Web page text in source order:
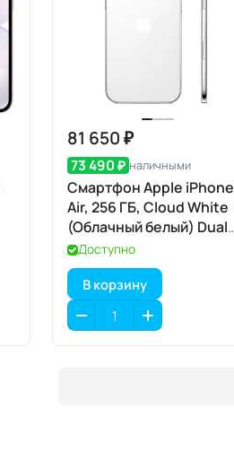
81 650 ₽
73 490 ₽ наличными
Смартфон Apple iPhone
Air, 256 ГБ, Cloud White
(Облачный белый) Dual
eSIM
Доступно
В корзину